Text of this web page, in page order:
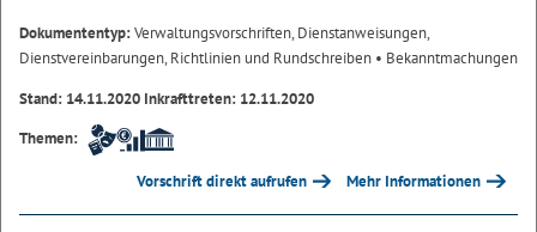
Dokumententyp:Verwaltungsvorschriften, Dienstanweisungen,
Dienstvereinbarungen, Richtlinien und Rundschreiben • Bekanntmachungen
Stand: 14.11.2020 Inkrafttreten: 12.11.2020
Themen:
Vorschrift direkt aufrufen Mehr Informationen